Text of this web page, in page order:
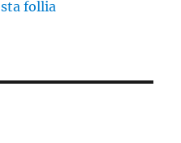
follia